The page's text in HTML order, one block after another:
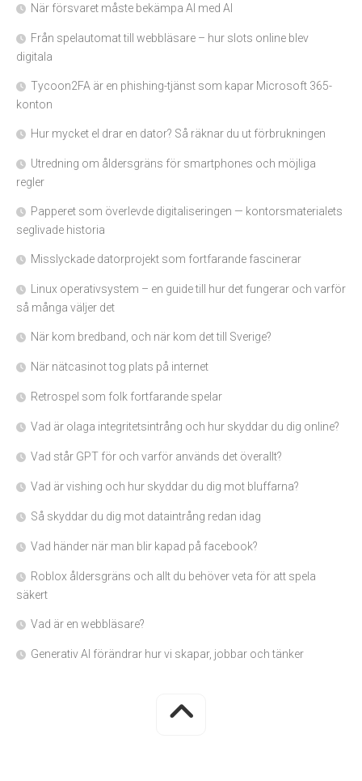
När försvaret måste bekämpa AI med AI
Från spelautomat till webbläsare – hur slots online blev
digitala
Tycoon2FA är en phishing-tjänst som kapar Microsoft 365-
konton
Hur mycket el drar en dator? Så räknar du ut förbrukningen
Utredning om åldersgräns för smartphones och möjliga
regler
Papperet som överlevde digitaliseringen — kontorsmaterialets
seglivade historia
Misslyckade datorprojekt som fortfarande fascinerar
Linux operativsystem – en guide till hur det fungerar och varför
så många väljer det
När kom bredband, och när kom det till Sverige?
När nätcasinot tog plats på internet
Retrospel som folk fortfarande spelar
Vad är olaga integritetsintrång och hur skyddar du dig online?
Vad står GPT för och varför används det överallt?
Vad är vishing och hur skyddar du dig mot bluffarna?
Så skyddar du dig mot dataintrång redan idag
Vad händer när man blir kapad på facebook?
Roblox åldersgräns och allt du behöver veta för att spela
säkert
Vad är en webbläsare?
Generativ AI förändrar hur vi skapar, jobbar och tänker